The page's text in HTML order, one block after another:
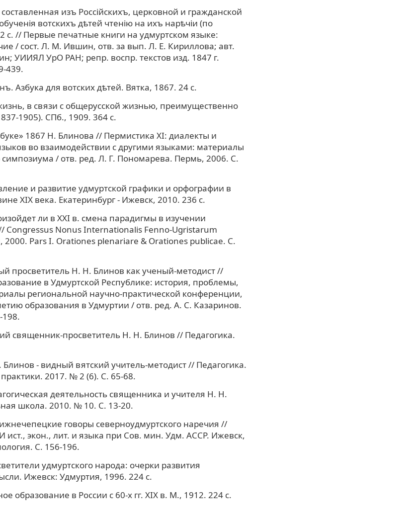
изъ Россiйскихъ, церковной и гражданской
вотскихъ дѣтей чтенiю на ихъ нарѣчiи (по
с. // Первые печатные книги на удмуртском языке:
/ сост. Л. М. Ившин, отв. за вып. Л. Е. Кириллова; авт.
УИИЯЛ УрО РАН; репр. воспр. текстов изд. 1847 г.
439.
Азбука для вотских дѣтей. Вятка, 1867. 24 с.
в связи с общерусской жизнью, преимущественно
1905). СПб., 1909. 364 с.
1867 Н. Блинова // Пермистика XI: диалекты и
во взаимодействии с другими языками: материалы
/ отв. ред. Л. Г. Пономарева. Пермь, 2006. С.
и развитие удмуртской графики и орфографии в
XIX века. Екатеринбург - Ижевск, 2010. 236 с.
ли в XXI в. смена парадигмы в изучении
Congressus Nonus Internationalis Fenno-Ugristarum
2000. Pars I. Orationes plenariare & Orationes publicae. С.
просветитель Н. Н. Блинов как ученый-методист //
в Удмуртской Республике: история, проблемы,
региональной научно-практической конференции,
образования в Удмуртии / отв. ред. А. С. Казаринов.
198.
священник-просветитель Н. Н. Блинов // Педагогика.
- видный вятский учитель-методист // Педагогика.
2017. № 2 (6). С. 65-68.
деятельность священника и учителя Н. Н.
школа. 2010. № 10. С. 13-20.
говоры северноудмуртского наречия //
экон., лит. и языка при Сов. мин. Удм. АССР. Ижевск,
С. 156-196.
удмуртского народа: очерки развития
Ижевск: Удмуртия, 1996. 224 с.
образование в России с 60-х гг. XIX в. М., 1912. 224 с.